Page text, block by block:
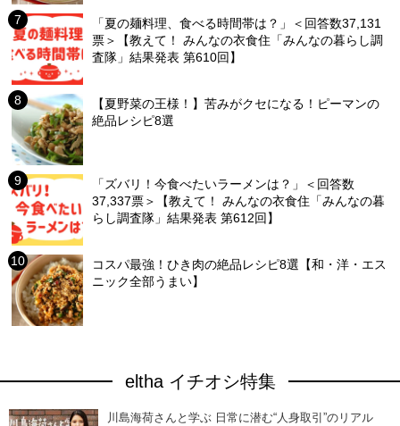
「夏の麺料理、食べる時間帯は？」＜回答数37,131
票＞【教えて！ みんなの衣食住「みんなの暮らし調
査隊」結果発表 第610回】
【夏野菜の王様！】苦みがクセになる！ピーマンの
絶品レシピ8選
「ズバリ！今食べたいラーメンは？」＜回答数
37,337票＞【教えて！ みんなの衣食住「みんなの暮
らし調査隊」結果発表 第612回】
コスパ最強！ひき肉の絶品レシピ8選【和・洋・エス
ニック全部うまい】
eltha イチオシ特集
川島海荷さんと学ぶ 日常に潜む“人身取引”のリアル